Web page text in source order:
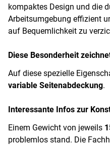
kompaktes Design und die
Arbeitsumgebung effizient
auf Bequemlichkeit zu
Diese Besonderheit
Auf diese spezielle
variable Seitenabdeckung.
Interessante Infos zur
Einem Gewicht von jeweils
problemlos stand. Die